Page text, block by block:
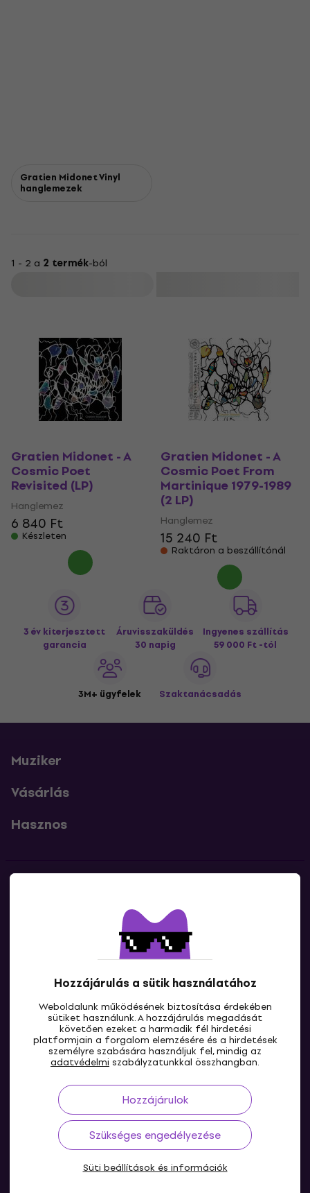
Hozzájárulás a sütik használatához
Weboldalunk működésének biztosítása érdekében
sütiket használunk. A hozzájárulás megadását
követően ezeket a harmadik fél hirdetési
platformjain a forgalom elemzésére és a hirdetések
személyre szabására használjuk fel, mindig az
adatvédelmi szabályzatunkkal összhangban.
Hozzájárulok
Szükséges engedélyezése
Süti beállítások és információk
Gratien Midonet Vinyl
hanglemezek
1 - 2 a 2 termék-ból
Gratien Midonet - A
Cosmic Poet
Revisited (LP)
Hanglemez
6 840 Ft
Készleten
Gratien Midonet - A
Cosmic Poet From
Martinique 1979-1989
(2 LP)
Hanglemez
15 240 Ft
Raktáron a beszállítónál
3 év kiterjesztett
garancia
Áruvisszaküldés
30 napig
Ingyenes szállítás
59 000 Ft -tól
3M+ ügyfelek Szaktanácsadás
Muziker
Vásárlás
Hasznos
Lépj kapcsolatba velünk
HU